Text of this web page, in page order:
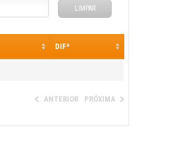
LIMPAR
DIFª
ANTERIOR PRÓXIMA